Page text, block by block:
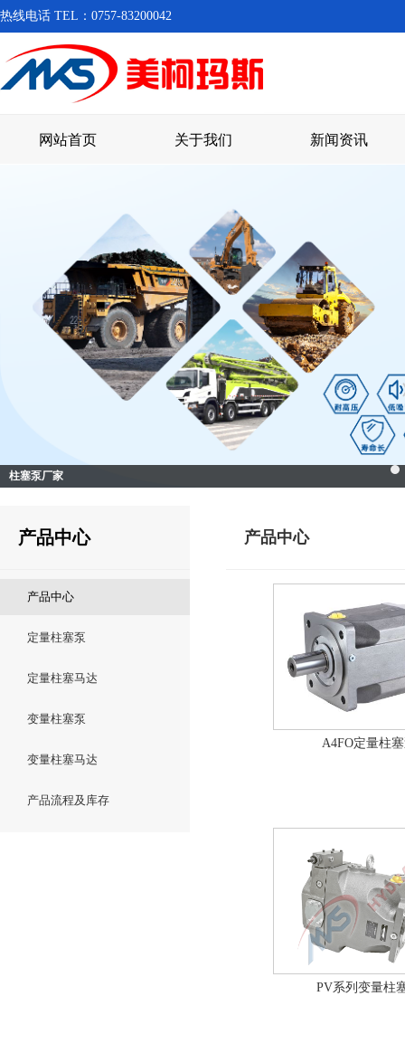
热线电话 TEL：0757-83200042
网站首页 关于我们 新闻资讯
柱塞泵厂家
产品中心
产品中心
定量柱塞泵
定量柱塞马达
变量柱塞泵
变量柱塞马达
产品流程及库存
产品中心
A4FO定量柱
PV系列变量柱